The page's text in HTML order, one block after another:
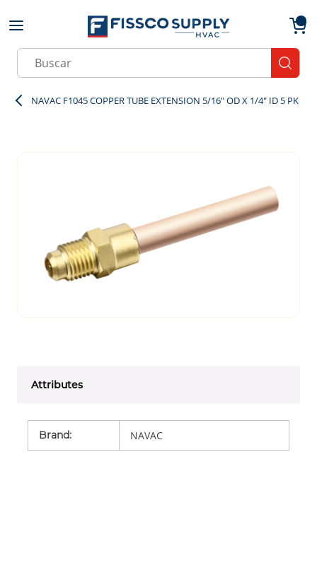
Skip to main content
Site Search
NAVAC F1045 COPPER TUBE EXTENSION 5/16" OD X 1/4" ID 5 PK
Attributes
Brand: NAVAC